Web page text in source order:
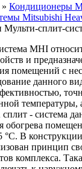
» Кондиционеры
Mitsubishi
Мульти-сплит-
MHI
и
помещений с
данного
- система
обогрева
°С. В
принцип
комплекса.